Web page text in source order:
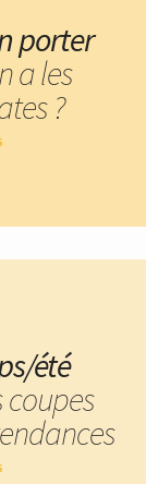
porter
a les
?
été
coupes